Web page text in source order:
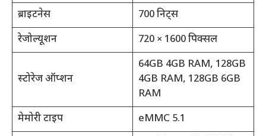
ब्राइटनेस
700 निट्स
रेजोल्यूशन
720 × 1600 पिक्सल
स्टोरेज ऑप्शन
64GB 4GB RAM, 128GB
4GB RAM, 128GB 6GB
RAM
मेमोरी टाइप
eMMC 5.1